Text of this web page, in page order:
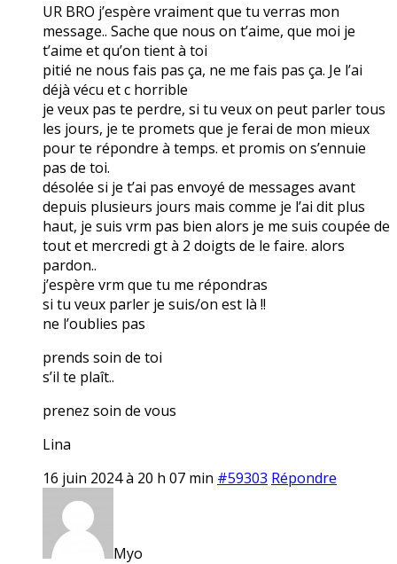
UR BRO j’espère vraiment que tu verras mon
message.. Sache que nous on t’aime, que moi je
t’aime et qu’on tient à toi
pitié ne nous fais pas ça, ne me fais pas ça. Je l’ai
déjà vécu et c horrible
je veux pas te perdre, si tu veux on peut parler tous
les jours, je te promets que je ferai de mon mieux
pour te répondre à temps. et promis on s’ennuie
pas de toi.
désolée si je t’ai pas envoyé de messages avant
depuis plusieurs jours mais comme je l’ai dit plus
haut, je suis vrm pas bien alors je me suis coupée de
tout et mercredi gt à 2 doigts de le faire. alors
pardon..
j’espère vrm que tu me répondras
si tu veux parler je suis/on est là !!
ne l’oublies pas
prends soin de toi
s’il te plaît..
prenez soin de vous
Lina
16 juin 2024 à 20 h 07 min #59303 Répondre
Myo